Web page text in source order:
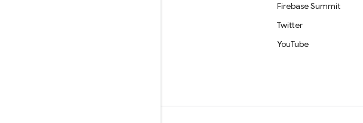
Firebase Summit
Twitter
YouTube